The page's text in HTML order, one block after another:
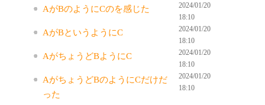
AがBのようにCのを感じた
2024/01/20
18:10
AがBというようにC
2024/01/20
18:10
AがちょうどBようにC
2024/01/20
18:10
AがちょうどBのようにCだけだ
った
2024/01/20
18:10